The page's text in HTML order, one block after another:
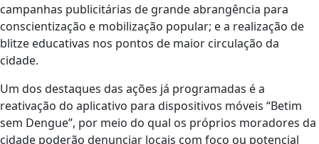
campanhas publicitárias de grande abrangência para
conscientização e mobilização popular; e a realização de
blitze educativas nos pontos de maior circulação da
cidade.
Um dos destaques das ações já programadas é a
reativação do aplicativo para dispositivos móveis “Betim
sem Dengue”, por meio do qual os próprios moradores da
cidade poderão denunciar locais com foco ou potencial